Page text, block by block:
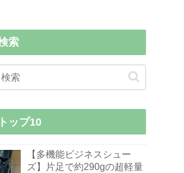
索
ップ10
【多機能ビジネスシュー
ズ】片足で約290gの超軽量